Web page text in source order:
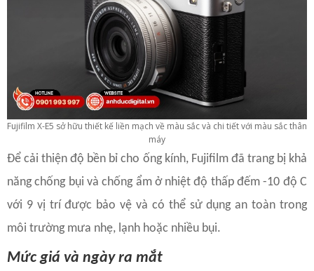
Fujifilm X-E5 sở hữu thiết kế liền mạch về màu sắc và chi tiết với màu sắc thân
máy
Để cải thiện độ bền bỉ cho ống kính, Fujifilm đã trang bị khả
năng chống bụi và chống ẩm ở nhiệt độ thấp đếm -10 độ C
với 9 vị trí được bảo vệ và có thể sử dụng an toàn trong
môi trường mưa nhẹ, lạnh hoặc nhiều bụi.
Mức giá và ngày ra mắt